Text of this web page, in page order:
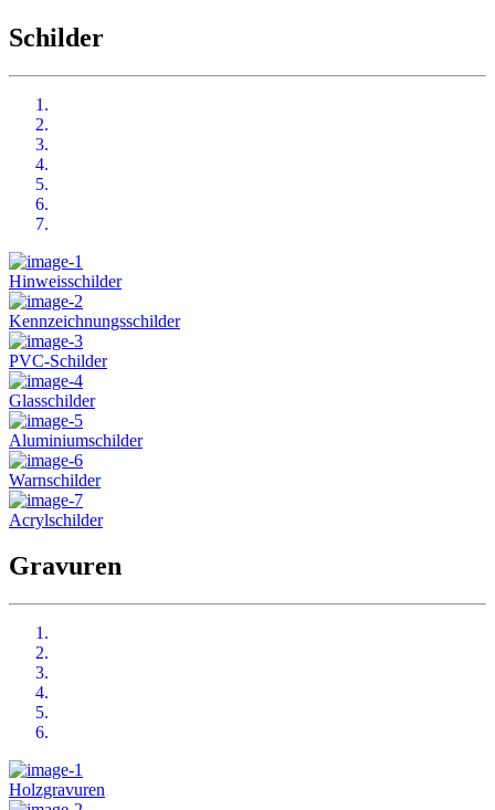
Schilder
Hinweisschilder
Kennzeichnungsschilder
PVC-Schilder
Glasschilder
Aluminiumschilder
Warnschilder
Acrylschilder
Gravuren
Holzgravuren